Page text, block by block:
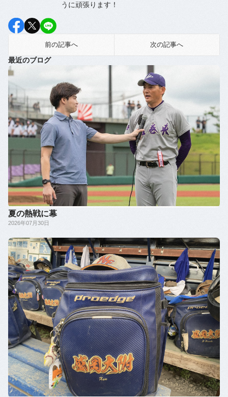
うに頑張ります！
前の記事へ 次の記事へ
最近のブログ
夏の熱戦に幕
2026年07月30日